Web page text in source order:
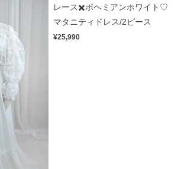
レース✖️ボヘミアンホワイト♡
マタニティドレス/2ピース
¥25,990